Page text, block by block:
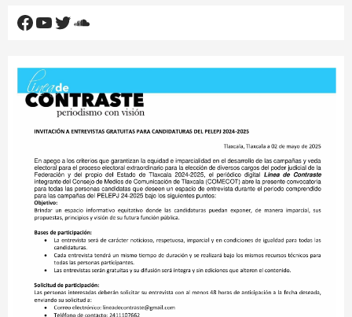
Facebook
YouTube
Twitter
SoundCloud